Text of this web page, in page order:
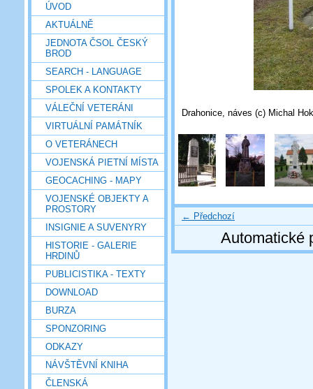
ÚVOD
AKTUÁLNĚ
JEDNOTA ČSOL ČESKÝ
BROD
SEARCH - LANGUAGE
SPOLEK A KONTAKTY
VÁLEČNÍ VETERÁNI
VIRTUÁLNÍ PAMÁTNÍK
O VETERÁNECH
VOJENSKÁ PIETNÍ MÍSTA
GEOCACHING - MAPY
VOJENSKÉ OBJEKTY A
PROSTORY
INSIGNIE A SUVENYRY
HISTORIE - GALERIE
HRDINŮ
PUBLICISTIKA - TEXTY
DOWNLOAD
BURZA
SPONZORING
ODKAZY
NÁVŠTĚVNÍ KNIHA
ČLENSKÁ
Drahonice, náves (c) Michal
← Předchozí
Automatické